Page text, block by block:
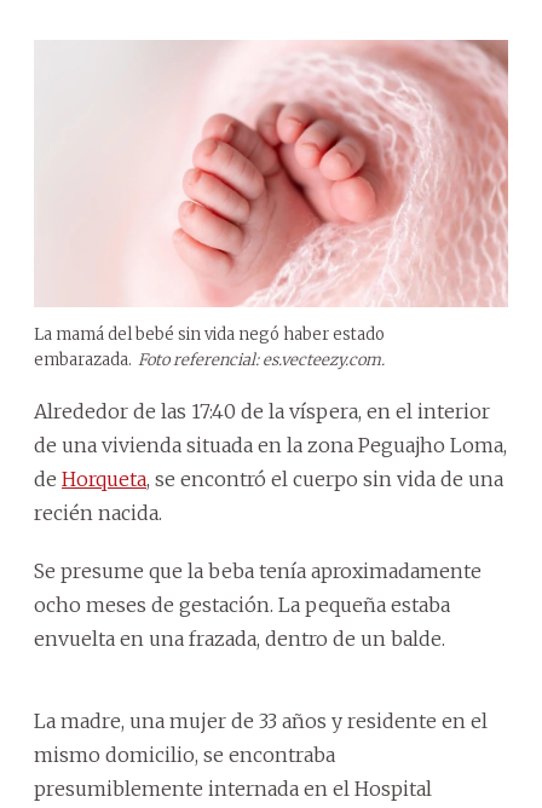
La mamá del bebé sin vida negó haber estado
embarazada. Foto referencial: es.vecteezy.com.
Alrededor de las 17:40 de la víspera, en el interior
de una vivienda situada en la zona Peguajho Loma,
de Horqueta, se encontró el cuerpo sin vida de una
recién nacida.
Se presume que la beba tenía aproximadamente
ocho meses de gestación. La pequeña estaba
envuelta en una frazada, dentro de un balde.
La madre, una mujer de 33 años y residente en el
mismo domicilio, se encontraba
presumiblemente internada en el Hospital